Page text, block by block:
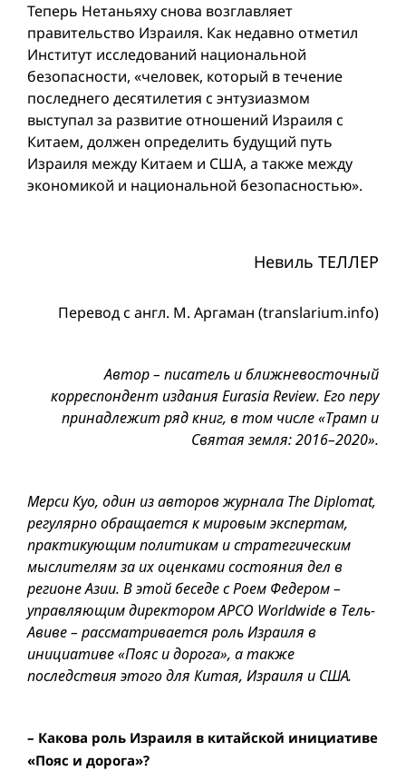
Теперь Нетаньяху снова возглавляет
правительство Израиля. Как недавно отметил
Институт исследований национальной
безопасности, «человек, который в течение
последнего десятилетия с энтузиазмом
выступал за развитие отношений Израиля с
Китаем, должен определить будущий путь
Израиля между Китаем и США, а также между
экономикой и национальной безопасностью».
Невиль ТЕЛЛЕР
Перевод с англ. М. Аргаман (translarium.info)
Автор – писатель и ближневосточный
корреспондент издания Eurasia Review. Его перу
принадлежит ряд книг, в том числе «Трамп и
Святая земля: 2016–2020».
Мерси Куо, один из авторов журнала The Diplomat,
регулярно обращается к мировым экспертам,
практикующим политикам и стратегическим
мыслителям за их оценками состояния дел в
регионе Азии. В этой беседе с Роем Федером –
управляющим директором APCO Worldwide в Тель-
Авиве – рассматривается роль Израиля в
инициативе «Пояс и дорога», а также
последствия этого для Китая, Израиля и США.
– Какова роль Израиля в китайской инициативе
«Пояс и дорога»?